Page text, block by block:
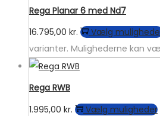
Rega Planar 6 med Nd7
16.795,00 kr. Vælg
varianter. Mulighederne kan
Rega RWB
1.995,00 kr. Vælg muligheder